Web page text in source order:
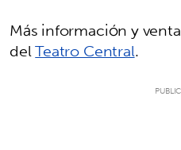
Más información y
delTeatro Central.